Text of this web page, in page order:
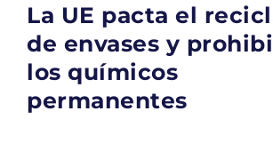
La UE pacta el
de envases y
los químicos
permanentes